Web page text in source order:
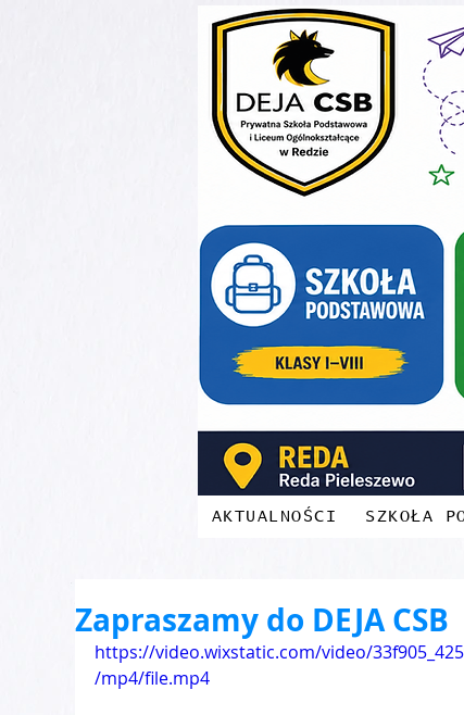
AKTUALNOŚCI SZKOŁA
Zapraszamy do DEJA CSB
https://video.wixstatic.com/video/
/mp4/file.mp4